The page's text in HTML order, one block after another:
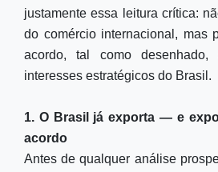
justamente essa leitura crítica:
do comércio internacional, mas
acordo, tal como
interesses estratégicos do Brasil.
1. O Brasil já exporta — e
acordo
Antes de qualquer análise